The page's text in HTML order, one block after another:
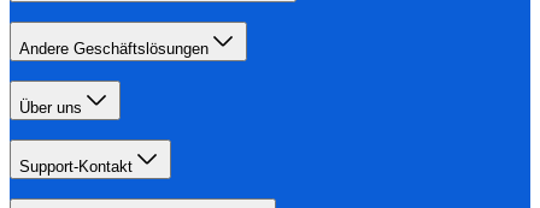
Andere Geschäftslösungen
Über uns
Support-Kontakt